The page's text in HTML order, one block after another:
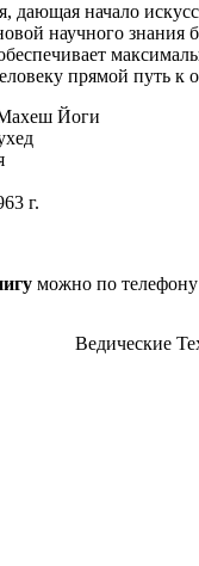
дающая начало
научного знания
прямой путь к
Йоги
г.
можно по
Ведические